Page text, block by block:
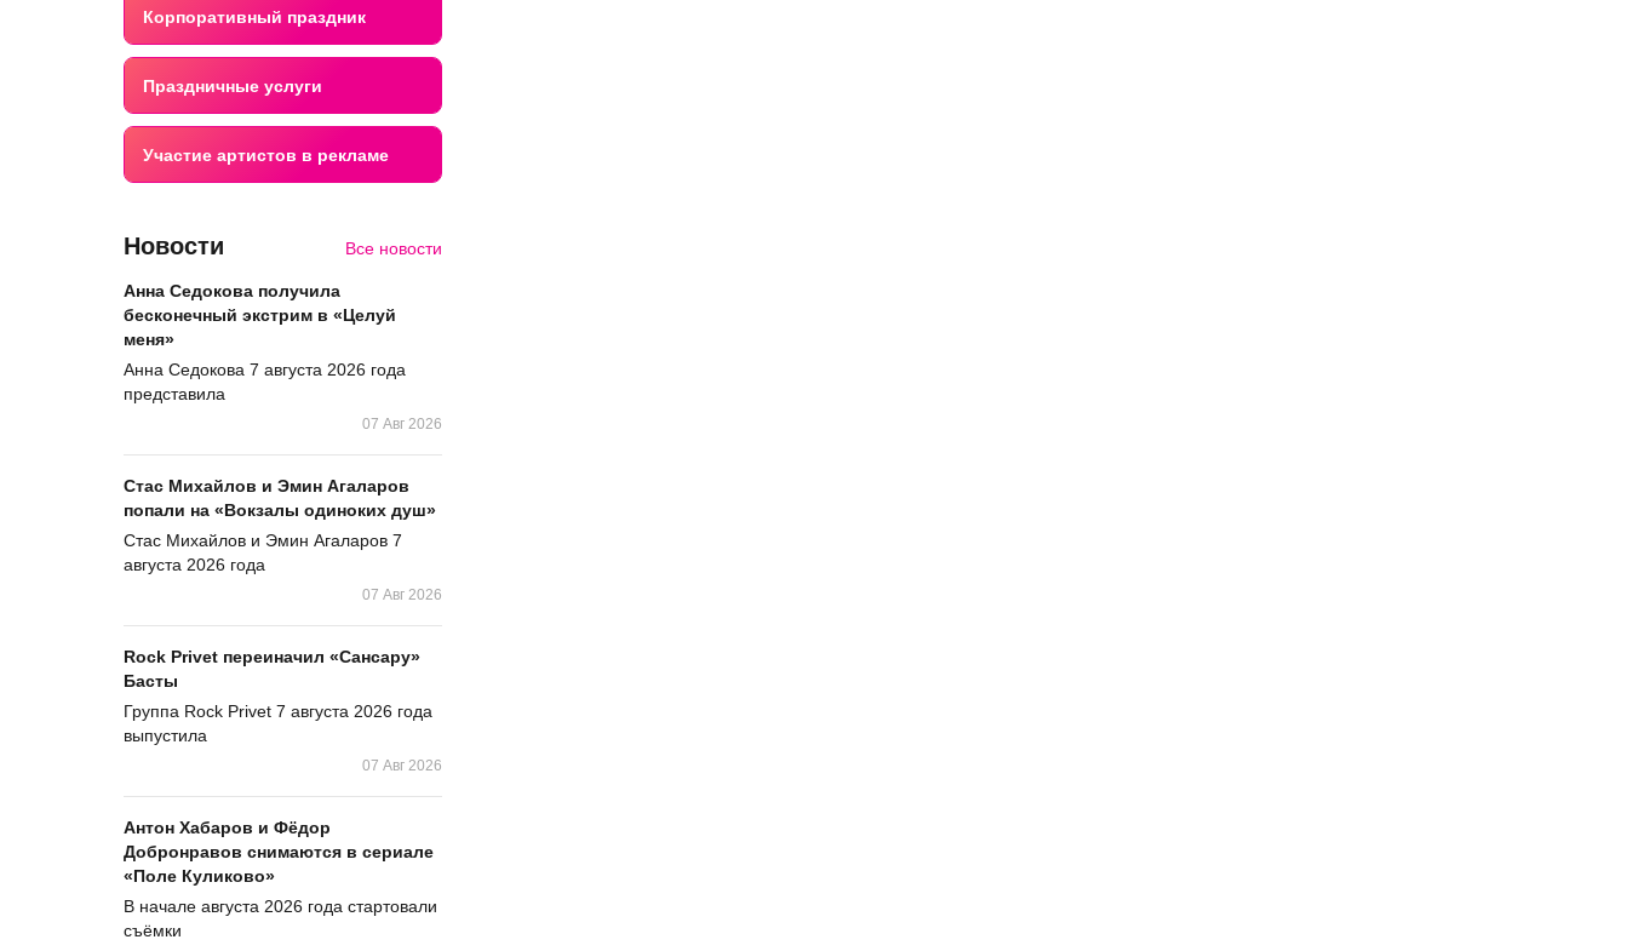
Корпоративный праздник
Праздничные услуги
Участие артистов в рекламе
Новости Все новости
Анна Седокова получила
бесконечный экстрим в «Целуй
меня»
Анна Седокова 7 августа 2026 года
представила
07 Авг 2026
Стас Михайлов и Эмин Агаларов
попали на «Вокзалы одиноких душ»
Стас Михайлов и Эмин Агаларов 7
августа 2026 года
07 Авг 2026
Rock Privet переиначил «Сансару»
Басты
Группа Rock Privet 7 августа 2026 года
выпустила
07 Авг 2026
Антон Хабаров и Фёдор
Добронравов снимаются в сериале
«Поле Куликово»
В начале августа 2026 года стартовали
съёмки